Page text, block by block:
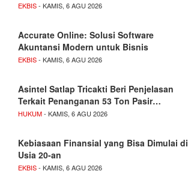
EKBIS- KAMIS, 6 AGU 2026
Accurate Online: Solusi Software
Akuntansi Modern untuk Bisnis
EKBIS- KAMIS, 6 AGU 2026
Asintel Satlap Tricakti Beri Penjelasan
Terkait Penanganan 53 Ton Pasir…
HUKUM- KAMIS, 6 AGU 2026
Kebiasaan Finansial yang Bisa Dimulai di
Usia 20-an
EKBIS- KAMIS, 6 AGU 2026